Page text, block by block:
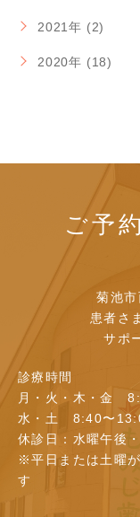
2021年 (2)
2020年 (18)
ご予
菊池市
患者さ
サポ
診療時間
月・火・木・金
水・土 8:40〜
休診日：水曜午後
※平日または土曜
す